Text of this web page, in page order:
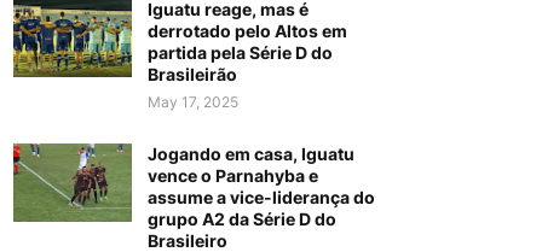
Iguatu reage, mas é
derrotado pelo Altos em
partida pela Série D do
Brasileirão
May 17, 2025
Jogando em casa, Iguatu
vence o Parnahyba e
assume a vice-liderança do
grupo A2 da Série D do
Brasileiro